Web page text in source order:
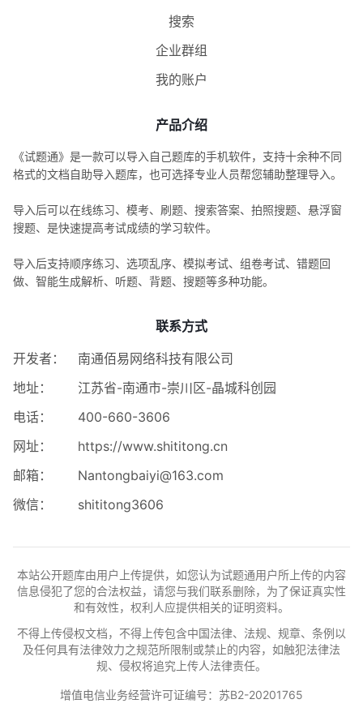
搜索
企业群组
我的账户
产品介绍
《试题通》是一款可以导入自己题库的手机软件，支持十余种不同
格式的文档自助导入题库，也可选择专业人员帮您辅助整理导入。
导入后可以在线练习、模考、刷题、搜索答案、拍照搜题、悬浮窗
搜题、是快速提高考试成绩的学习软件。
导入后支持顺序练习、选项乱序、模拟考试、组卷考试、错题回
做、智能生成解析、听题、背题、搜题等多种功能。
联系方式
开发者：
南通佰易网络科技有限公司
地址：
江苏省-南通市-崇川区-晶城科创园
电话：
400-660-3606
网址：
https://www.shititong.cn
邮箱：
Nantongbaiyi@163.com
微信：
shititong3606
本站公开题库由用户上传提供，如您认为试题通用户所上传的内容
信息侵犯了您的合法权益，请您与我们联系删除，为了保证真实性
和有效性，权利人应提供相关的证明资料。
不得上传侵权文档，不得上传包含中国法律、法规、规章、条例以
及任何具有法律效力之规范所限制或禁止的内容，如触犯法律法
规、侵权将追究上传人法律责任。
增值电信业务经营许可证编号：苏B2-20201765